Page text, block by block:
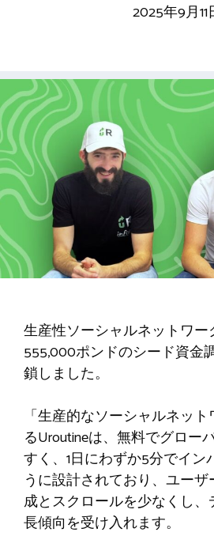
2025年9月11
生産性ソーシャルネットワー
555,000ポンドのシード資金
鎖しました。
「生産的なソーシャルネッ
るUroutineは、無料でグロー
すく、1日にわずか5分でイン
うに設計されており、ユー
成とスクロールを少なくし
長傾向を受け入れます。